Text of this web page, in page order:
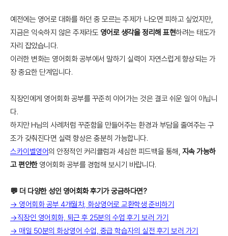
예전에는 영어로 대화를 하던 중 모르는 주제가 나오면 피하고 싶었지만,
지금은 익숙하지 않은 주제라도 영어로 생각을 정리해 표현하려는 태도가
자리 잡았습니다.
이러한 변화는 영어회화 공부에서 말하기 실력이 자연스럽게 향상되는 가
장 중요한 단계입니다.
직장인에게 영어회화 공부를 꾸준히 이어가는 것은 결코 쉬운 일이 아닙니
다.
하지만 H님의 사례처럼 꾸준함을 만들어주는 환경과 부담을 줄여주는 구
조가 갖춰진다면 실력 향상은 충분히 가능합니다.
스카이벨영어의 안정적인 커리큘럼과 세심한 피드백을 통해, 지속 가능하
고 편안한영어회화 공부를 경험해 보시기 바랍니다.
💬 더 다양한 성인 영어회화 후기가 궁금하다면?
→ 영어회화 공부 4개월차, 화상영어로 교환학생 준비하기
→직장인 영어회화, 퇴근 후 25분의 수업 후기 보러 가기
→ 매일 50분의 화상영어 수업, 중급 학습자의 실전 후기 보러 가기